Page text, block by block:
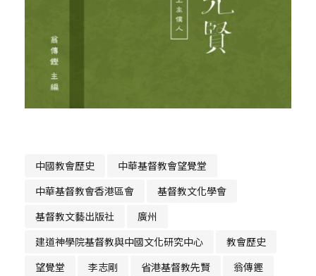
中國教會歷史
中華基督教會望覺堂
中華基督教會香港區會
基督教文化學會
基督教文藝出版社
廣州
建道神學院基督教與中國文化研究中心
教會歷史
望覺堂
李志剛 省港基督教先賢
翁傳鏗